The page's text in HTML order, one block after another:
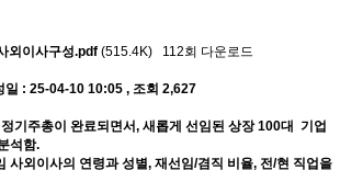
외이사구성.pdf (515.4K)
112회 다운로드
일 : 25-04-10 10:05 , 조회 2,627
기주총이 완료되면서, 새롭게 선임된 상장 100대 기업
석함.
사외이사의 연령과 성별, 재선임/겸직 비율, 전/현 직업을